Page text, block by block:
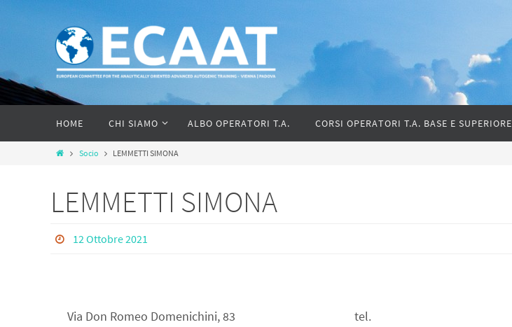
HOME CHI SIAMO ALBO OPERATORI T.A. CORSI OPERATORI T.A. BASE E SUPERIORE
Socio LEMMETTI SIMONA
LEMMETTI SIMONA
12 Ottobre 2021
Via Don Romeo Domenichini, 83
tel.